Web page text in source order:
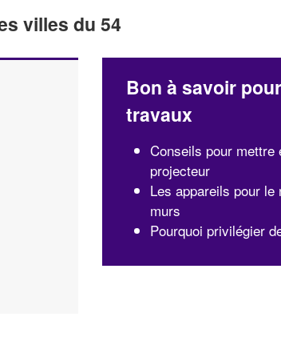
villes du 54
Bon à savoir
travaux
Conseils pour mettre
projecteur
Les appareils pour
murs
Pourquoi privilégier